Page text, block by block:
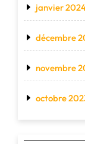
janvier
décembre
novembre
octobre